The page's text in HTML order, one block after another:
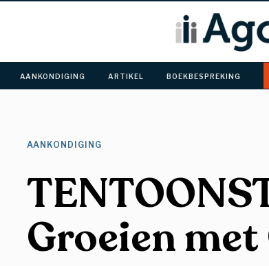
AANKONDIGING ARTIKEL BOEKBESPREKING
AANKONDIGING
Groeien